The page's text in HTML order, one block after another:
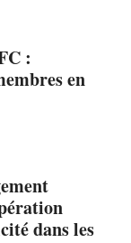
:
en
dans les